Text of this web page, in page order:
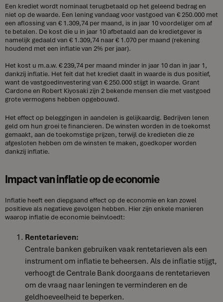
Een krediet wordt nominaal terugbetaald op het geleend bedrag en
niet op de waarde. Een lening vandaag voor vastgoed van € 250.000 met
een aflossing van € 1.309,74 per maand, is in jaar 10 voordeliger om af
te betalen. De kost die u in jaar 10 afbetaald aan de kredietgever is
namelijk gedaald van € 1.309,74 naar € 1.070 per maand (rekening
houdend met een inflatie van 2% per jaar).
Het kost u m.a.w. € 239,74 per maand minder in jaar 10 dan in jaar 1,
dankzij inflatie. Het feit dat het krediet daalt in waarde is dus positief,
want de vastgoedinvestering van € 250.000 stijgt in waarde. Grant
Cardone en Robert Kiyosaki zijn 2 bekende mensen die met vastgoed
grote vermogens hebben opgebouwd.
Het effect op beleggingen in aandelen is gelijkaardig. Bedrijven lenen
geld om hun groei te financieren. De winsten worden in de toekomst
gemaakt, aan de toekomstige prijzen, terwijl de kredieten die ze
afgesloten hebben om de winsten te maken, goedkoper worden
dankzij inflatie.
Impact van inflatie op de economie
Inflatie heeft een diepgaand effect op de economie en kan zowel
positieve als negatieve gevolgen hebben. Hier zijn enkele manieren
waarop inflatie de economie beïnvloedt:
Rentetarieven:
Centrale banken gebruiken vaak rentetarieven als een
instrument om inflatie te beheersen. Als de inflatie stijgt,
verhoogt de Centrale Bank doorgaans de rentetarieven
om de vraag naar leningen te verminderen en de
geldhoeveelheid te beperken.